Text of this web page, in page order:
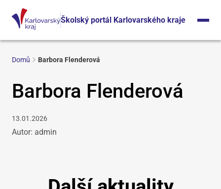
Školský portál Karlovarského kraje
Domů Barbora Flenderová
Barbora Flenderová
13.01.2026
Autor: admin